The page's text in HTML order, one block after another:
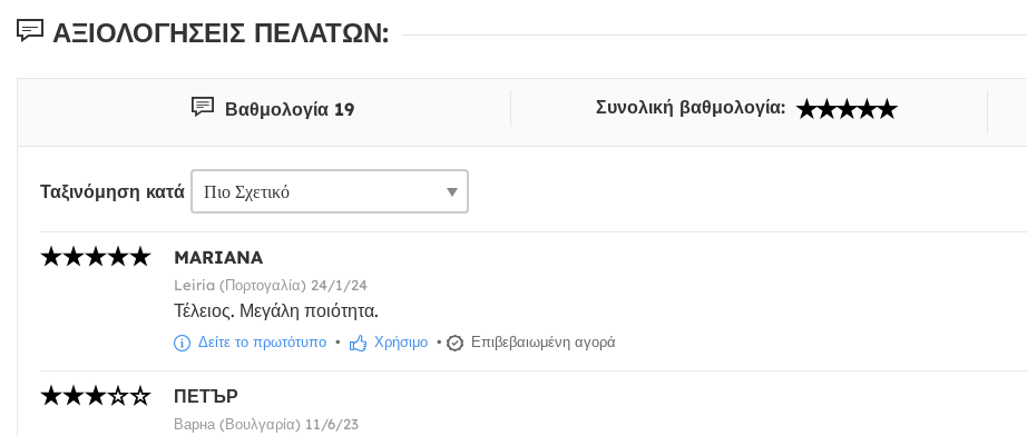
ΑΞΙΟΛΟΓΉΣΕΙΣ ΠΕΛΑΤΏΝ:
Βαθμολογία 19 Συνολική βαθμολογία:
Ταξινόμηση κατά
MARIANA
Leiria (Πορτογαλία) 24/1/24
Τέλειος. Μεγάλη ποιότητα.
Δείτε το πρωτότυπο • Χρήσιμο • Επιβεβαιωμένη αγορά
ПЕТЪР
Варна (Βουλγαρία) 11/6/23